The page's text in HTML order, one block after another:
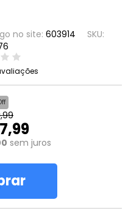
no site: 603914
SKU:
sem juros